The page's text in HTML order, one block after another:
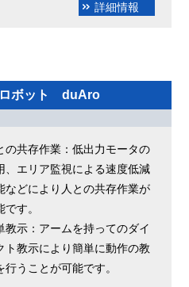
詳細情報
ボット duAro
の共存作業：低出力モータの
、エリア監視による速度低減
などにより人との共存作業が
です。
教示：アームを持ってのダイ
ト教示により簡単に動作の教
行うことが可能です。